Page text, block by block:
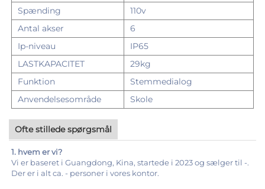
Spænding
110v
Antal akser
6
Ip-niveau
IP65
LASTKAPACITET
29kg
Funktion
Stemmedialog
Anvendelsesområde
Skole
Ofte stillede spørgsmål
1. hvem er vi?
Vi er baseret i Guangdong, Kina, startede i 2023 og sælger til -.
Der er i alt ca. - personer i vores kontor.